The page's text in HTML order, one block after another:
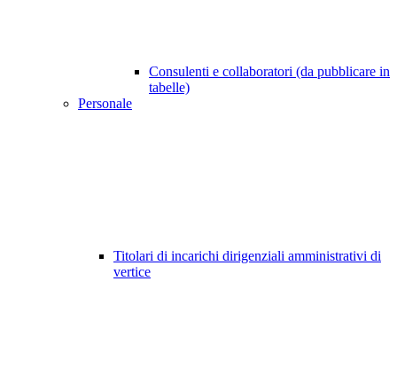
Consulenti e collaboratori (da pubblicare in
tabelle)
Personale
Titolari di incarichi dirigenziali amministrativi di
vertice